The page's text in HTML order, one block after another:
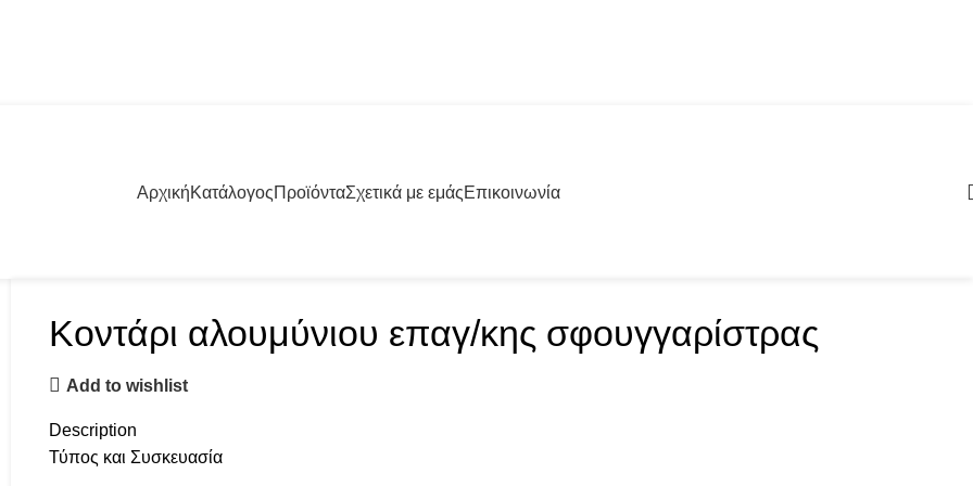
ΑρχικήΚατάλογοςΠροϊόνταΣχετικά με εμάςΕπικοινωνία
Κοντάρι αλουμύνιου επαγ/κης σφουγγαρίστρας
Add to wishlist
Description
Τύπος και Συσκευασία